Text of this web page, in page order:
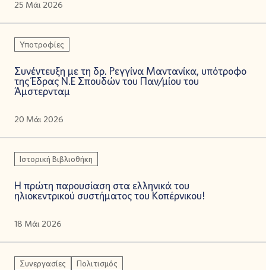
25 Μάι 2026
Υποτροφίες
Συνέντευξη με τη δρ. Ρεγγίνα Μαντανίκα, υπότροφο
της Έδρας Ν.Ε Σπουδών του Παν/μίου του
Άμστερνταμ
20 Μάι 2026
Ιστορική Βιβλιοθήκη
Η πρώτη παρουσίαση στα ελληνικά του
ηλιοκεντρικού συστήματος του Κοπέρνικου!
18 Μάι 2026
Συνεργασίες Πολιτισμός